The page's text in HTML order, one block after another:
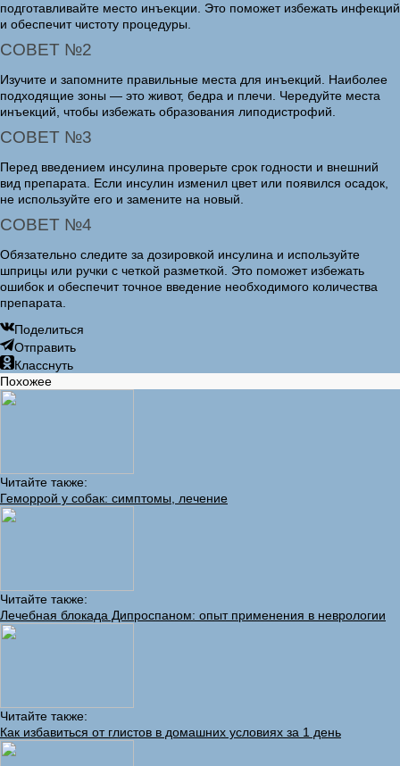
подготавливайте место инъекции. Это поможет избежать инфекций
и обеспечит чистоту процедуры.
СОВЕТ №2
Изучите и запомните правильные места для инъекций. Наиболее
подходящие зоны — это живот, бедра и плечи. Чередуйте места
инъекций, чтобы избежать образования липодистрофий.
СОВЕТ №3
Перед введением инсулина проверьте срок годности и внешний
вид препарата. Если инсулин изменил цвет или появился осадок,
не используйте его и замените на новый.
СОВЕТ №4
Обязательно следите за дозировкой инсулина и используйте
шприцы или ручки с четкой разметкой. Это поможет избежать
ошибок и обеспечит точное введение необходимого количества
препарата.
Поделиться
Отправить
Класснуть
Похожее
Читайте также:
Геморрой у собак: симптомы, лечение
Читайте также:
Лечебная блокада Дипроспаном: опыт применения в неврологии
Читайте также:
Как избавиться от глистов в домашних условиях за 1 день